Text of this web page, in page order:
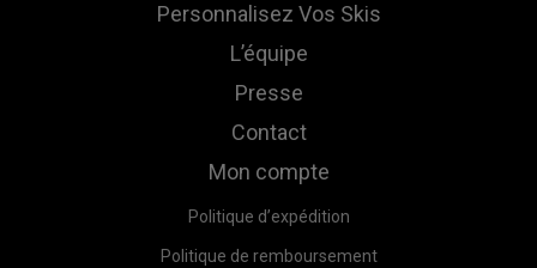
Personnalisez Vos Skis
L’équipe
Presse
Contact
Mon compte
Politique d’expédition
Politique de remboursement